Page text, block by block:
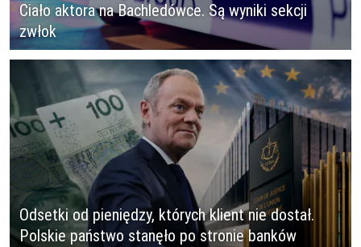
Ciało aktora na Bachledówce. Są wyniki sekcji
zwłok
Odsetki od pieniędzy, których klient nie dostał.
Polskie państwo stanęło po stronie banków